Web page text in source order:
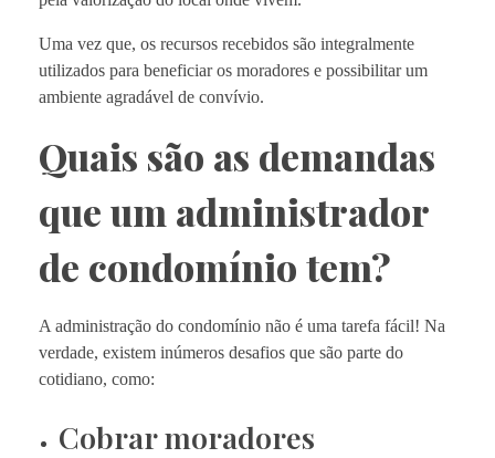
Uma vez que, os recursos recebidos são integralmente
utilizados para beneficiar os moradores e possibilitar um
ambiente agradável de convívio.
Quais são as demandas
que um administrador
de condomínio tem?
A administração do condomínio não é uma tarefa fácil! Na
verdade, existem inúmeros desafios que são parte do
cotidiano, como:
Cobrar moradores